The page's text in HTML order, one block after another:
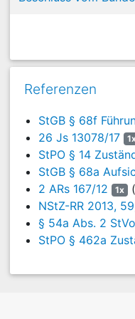
Gesetzes
zwar gleichgültig, ob
dem Moment, als die
Menges
Grube
Referenzen
StGB § 68f
26 Js 13078/17
StPO § 14
StGB § 68a
2 ARs 167/12 1x
NStZ-RR 2013,
§ 54a Abs. 2
StPO § 462a